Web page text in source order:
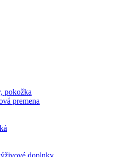
pokožka
premena
doplnky